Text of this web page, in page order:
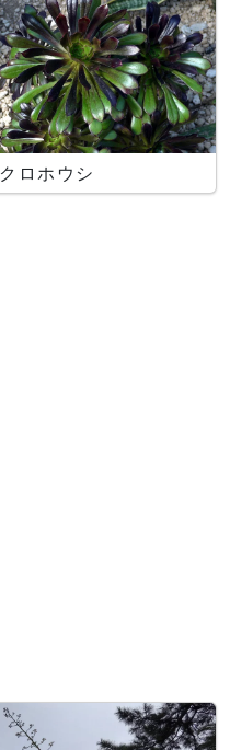
クロホウシ